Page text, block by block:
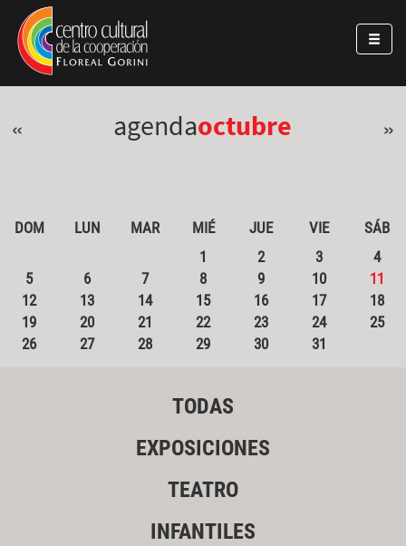
Pasar al contenido principal
Jump to main content
« agendaoctubre »
DOM LUN MAR MIÉ JUE VIE
SÁB
1
2 3
4
5
6 7 8 9 10
11
12
13 14 15 16 17
18
19
20 21 22 23 24
25
26
27 28 29 30 31
TODAS
EXPOSICIONES
TEATRO
INFANTILES